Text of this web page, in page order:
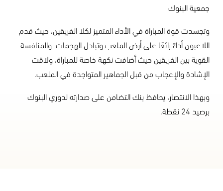
جمعية البنوك
وتجسدت قوة المباراة في الأداء المتميز لكلا الفريقين، حيث قدم
اللاعبون أداءً رائعًا على أرض الملعب وتبادل الهجمات والمنافسة
القوية بين الفريقين حيث أضافت نكهة خاصة للمباراة، ولاقت
الإشادة والإعجاب من قبل الجماهير المتواجدة في الملعب.
وبهذا الانتصار، يحافظ بنك التضامن على صدارته لدوري البنوك
برصيد 24 نقطة.